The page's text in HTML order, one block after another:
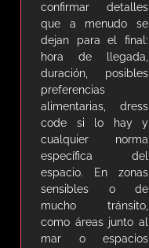
confirmar detalles
que a menudo se
dejan para el final:
hora de llegada,
duración, posibles
preferencias
alimentarias, dress
code si lo hay y
cualquier norma
específica del
espacio. En zonas
sensibles o de
mucho tránsito,
como áreas junto al
mar o espacios